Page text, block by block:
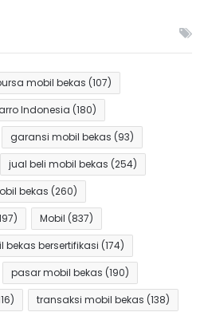
mobil bekas (107)
Indonesia (180)
garansi mobil bekas (93)
jual beli mobil bekas (254)
bekas (260)
Mobil (837)
bekas bersertifikasi (174)
pasar mobil bekas (190)
transaksi mobil bekas (138)